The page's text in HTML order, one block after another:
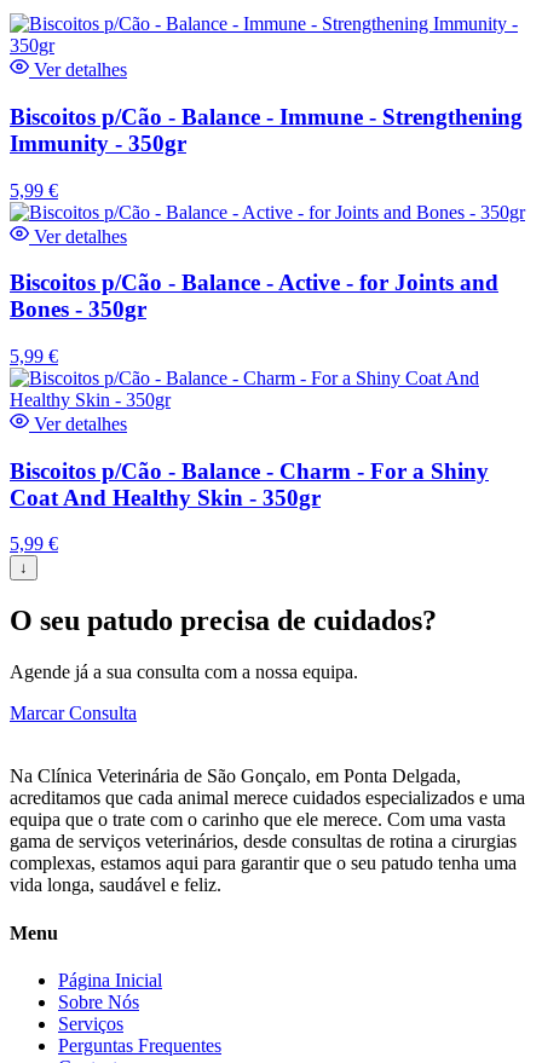
Ver detalhes
Biscoitos p/Cão - Balance - Immune - Strengthening
Immunity - 350gr
5,99 €
Ver detalhes
Biscoitos p/Cão - Balance - Active - for Joints and
Bones - 350gr
5,99 €
Ver detalhes
Biscoitos p/Cão - Balance - Charm - For a Shiny
Coat And Healthy Skin - 350gr
5,99 €
↓
O seu patudo precisa de cuidados?
Agende já a sua consulta com a nossa equipa.
Marcar Consulta
Na Clínica Veterinária de São Gonçalo, em Ponta Delgada,
acreditamos que cada animal merece cuidados especializados e uma
equipa que o trate com o carinho que ele merece. Com uma vasta
gama de serviços veterinários, desde consultas de rotina a cirurgias
complexas, estamos aqui para garantir que o seu patudo tenha uma
vida longa, saudável e feliz.
Menu
Página Inicial
Sobre Nós
Serviços
Perguntas Frequentes